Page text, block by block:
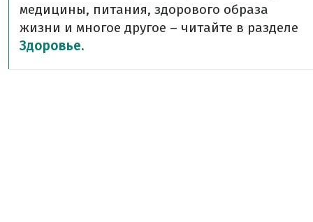
медицины, питания, здорового образа
жизни и многое другое – читайте в разделе
Здоровье.